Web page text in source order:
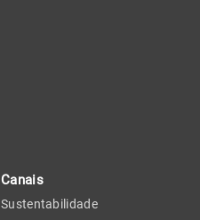
Canais
Sustentabilidade